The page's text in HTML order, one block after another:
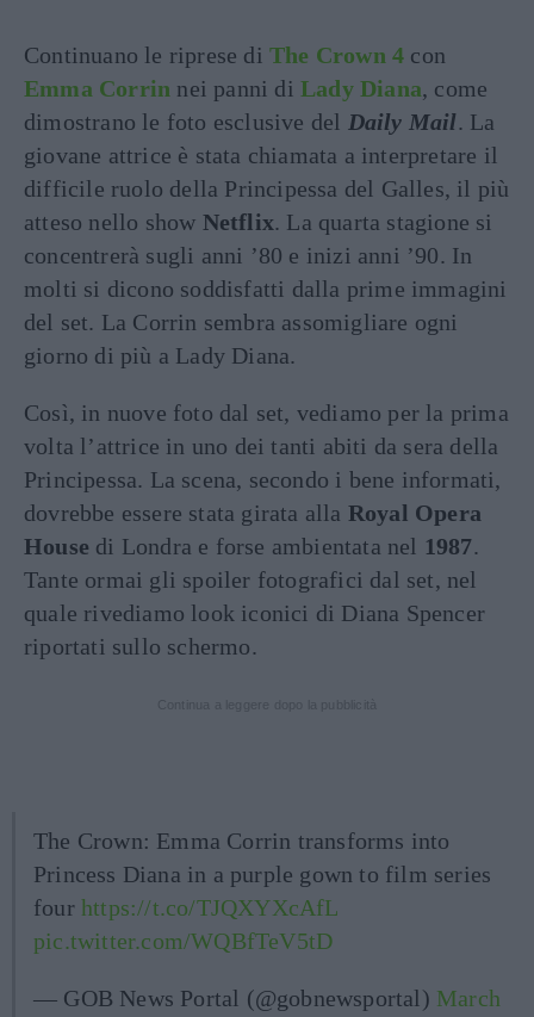
Continuano le riprese di The Crown 4 con
Emma Corrin nei panni diLady Diana, come
dimostrano le foto esclusive del Daily Mail. La
giovane attrice è stata chiamata a interpretare il
difficile ruolo della Principessa del Galles, il più
atteso nello show Netflix. La quarta stagione si
concentrerà sugli anni ’80 e inizi anni ’90. In
molti si dicono soddisfatti dalla prime immagini
del set. La Corrin sembra assomigliare ogni
giorno di più a Lady Diana.
Così, in nuove foto dal set, vediamo per la prima
volta l’attrice in uno dei tanti abiti da sera della
Principessa. La scena, secondo i bene informati,
dovrebbe essere stata girata alla Royal Opera
House di Londra e forse ambientata nel 1987.
Tante ormai gli spoiler fotografici dal set, nel
quale rivediamo look iconici di Diana Spencer
riportati sullo schermo.
The Crown: Emma Corrin transforms into
Princess Diana in a purple gown to film series
four https://t.co/TJQXYXcAfL
pic.twitter.com/WQBfTeV5tD
— GOB News Portal (@gobnewsportal) March